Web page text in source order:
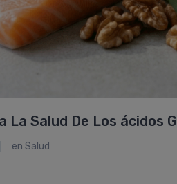
La Salud De Los ácidos
en Salud